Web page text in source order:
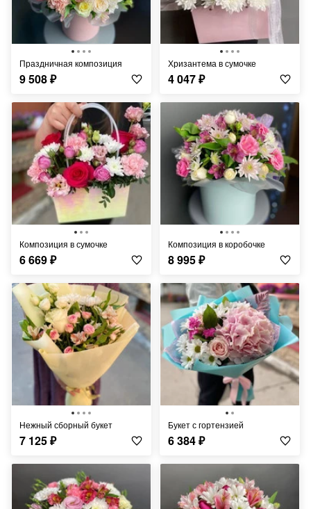
Праздничная композиция
9 508₽
Хризантема в сумочке
4 047₽
Композиция в сумочке
6 669₽
Композиция в коробочке
8 995₽
Нежный сборный букет
7 125₽
Букет с гортензией
6 384₽